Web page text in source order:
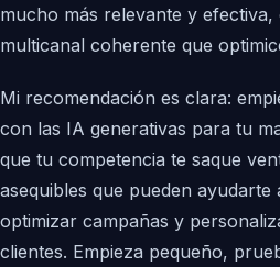
mucho más relevante y
multicanal coherente que
Mi recomendación es clara:
con las IA generativas para tu
que tu competencia te saque
asequibles que pueden
optimizar campañas y
clientes. Empieza pequeño,